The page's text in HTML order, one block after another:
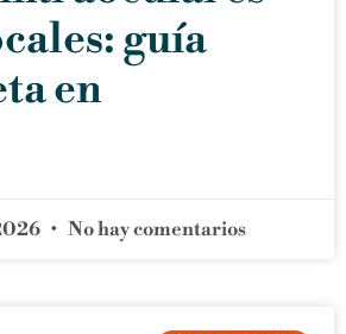
guía
en
No hay comentarios